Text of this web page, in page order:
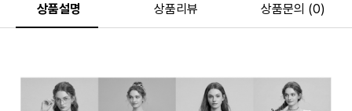
상품설명 상품리뷰 상품문의 (0)